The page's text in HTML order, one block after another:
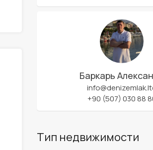
Баркарь
+90 (507) 030 88
Тип недвижимости